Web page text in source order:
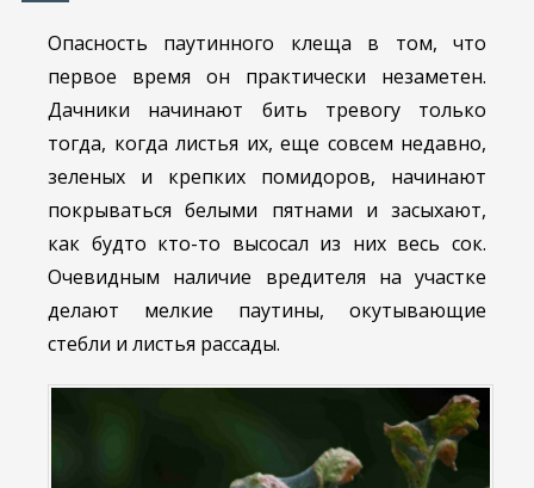
Опасность паутинного клеща в том, что
первое время он практически незаметен.
Дачники начинают бить тревогу только
тогда, когда листья их, еще совсем недавно,
зеленых и крепких помидоров, начинают
покрываться белыми пятнами и засыхают,
как будто кто-то высосал из них весь сок.
Очевидным наличие вредителя на участке
делают мелкие паутины, окутывающие
стебли и листья рассады.